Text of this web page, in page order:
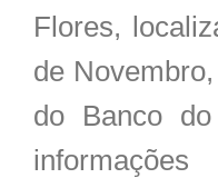
Flores,
de
do Banco